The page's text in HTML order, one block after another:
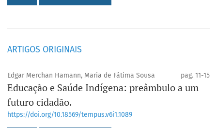
ARTIGOS ORIGINAIS
Edgar Merchan Hamann, Maria de Fátima Sousa pag. 11-15
Educação e Saúde Indígena: preâmbulo a um
futuro cidadão.
https://doi.org/10.18569/tempus.v6i1.1089